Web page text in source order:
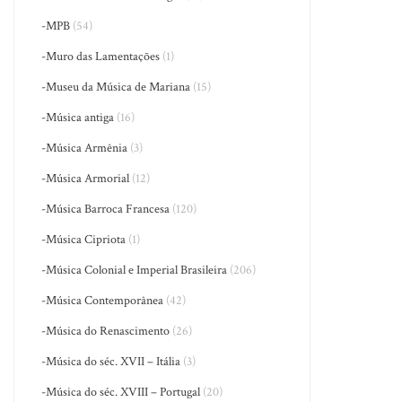
-MPB (54)
-Muro das Lamentações (1)
-Museu da Música de Mariana (15)
-Música antiga (16)
-Música Armênia (3)
-Música Armorial (12)
-Música Barroca Francesa (120)
-Música Cipriota (1)
-Música Colonial e Imperial Brasileira (206)
-Música Contemporânea (42)
-Música do Renascimento (26)
-Música do séc. XVII – Itália (3)
-Música do séc. XVIII – Portugal (20)